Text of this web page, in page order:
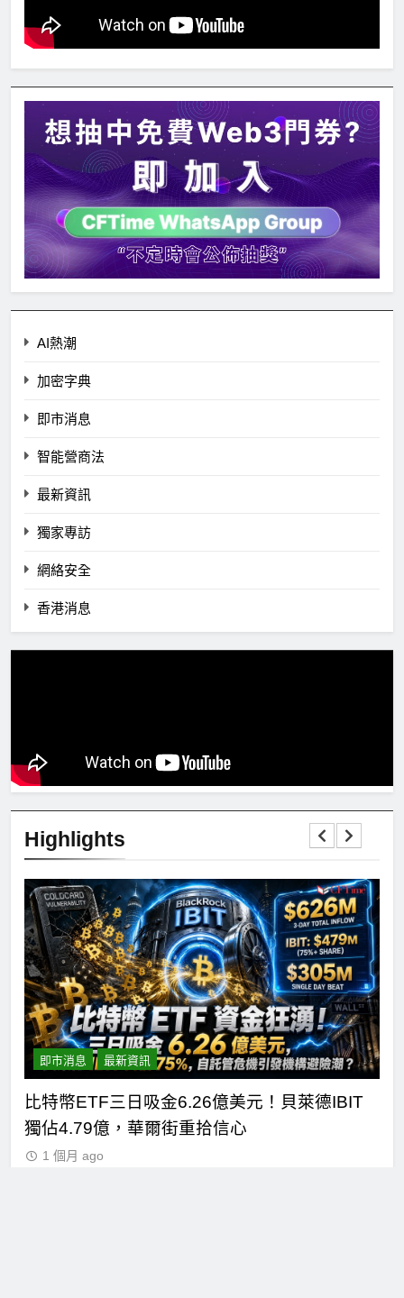
AI熱潮
加密字典
即市消息
智能營商法
最新資訊
獨家專訪
網絡安全
香港消息
Highlights
即市消息 最新資訊
比特幣ETF三日吸金6.26億美元！貝萊德IBIT
獨佔4.79億，華爾街重拾信心
1 個月 ago